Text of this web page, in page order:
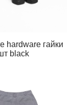
hardware гайки
black